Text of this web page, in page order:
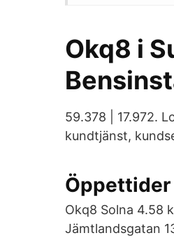
Okq8 i
59.378 | 17.972.
kundtjänst,
Öppettider
Okq8 Solna 4.58
Jämtlandsgatan